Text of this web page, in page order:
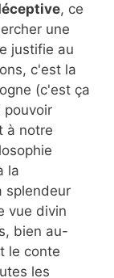
, ce
une
justifie au
c'est la
(c'est ça
pouvoir
à notre
la
splendeur
vue divin
bien au-
le conte
les